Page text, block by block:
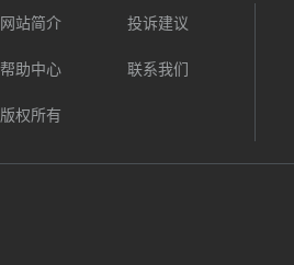
网站简介 投诉建议
帮助中心 联系我们
版权所有